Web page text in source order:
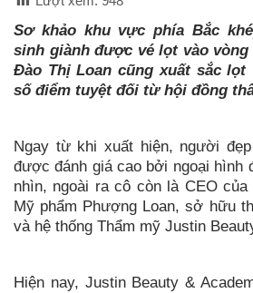
Sơ khảo khu vực phía Bắc
sinh giành được vé lọt vào
Đào Thị Loan cũng xuất sắc
số điểm tuyệt đối từ hội đồng
Ngay từ khi xuất hiện, người
được đánh giá cao bởi ngoại hình
nhìn, ngoài ra cô còn là CEO
Mỹ phẩm Phượng Loan, sở hữu
và hệ thống Thẩm mỹ Justin
Hiện nay, Justin Beauty &